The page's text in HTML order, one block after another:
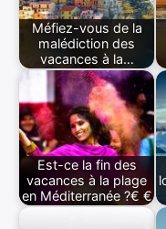
Méfiez-vous de la
malédiction des
vacances à la…
Est-ce la fin des
vacances à la plage
en Méditerranée ?€ €